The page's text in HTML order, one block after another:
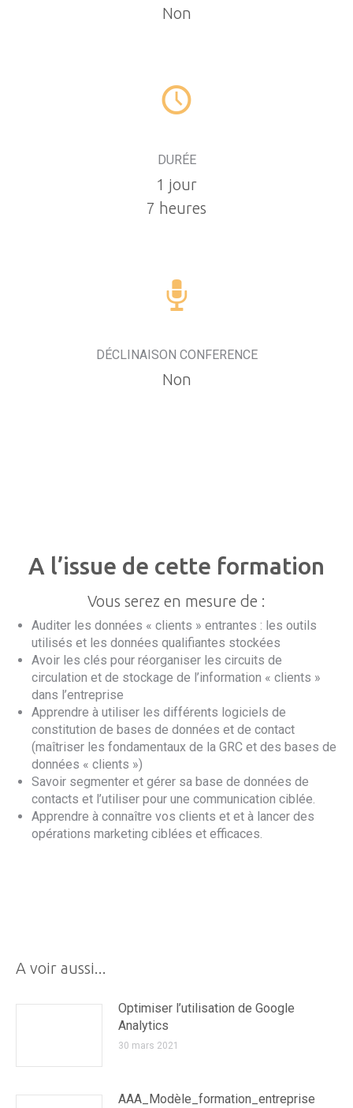
Non
DURÉE
1 jour
7 heures
DÉCLINAISON CONFERENCE
Non
A l’issue de cette formation
Vous serez en mesure de :
Auditer les données « clients » entrantes : les outils
utilisés et les données qualifiantes stockées
Avoir les clés pour réorganiser les circuits de
circulation et de stockage de l’information « clients »
dans l’entreprise
Apprendre à utiliser les différents logiciels de
constitution de bases de données et de contact
(maîtriser les fondamentaux de la GRC et des bases de
données « clients »)
Savoir segmenter et gérer sa base de données de
contacts et l’utiliser pour une communication ciblée.
Apprendre à connaître vos clients et et à lancer des
opérations marketing ciblées et efficaces.
A voir aussi...
Optimiser l’utilisation de Google
Analytics
30 mars 2021
AAA_Modèle_formation_entreprise